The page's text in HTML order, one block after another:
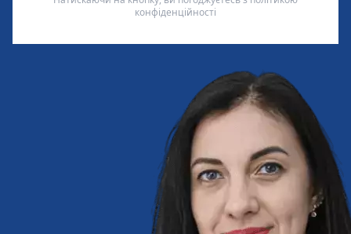
конфіденційності